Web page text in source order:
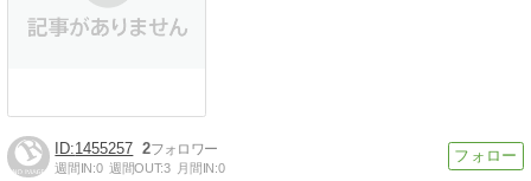
1455257 2
週間IN:0 週間OUT:3 月間IN:0